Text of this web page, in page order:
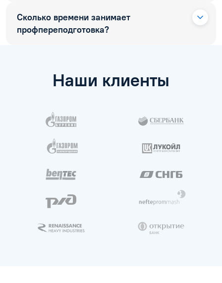
Сколько времени занимает
профпереподготовка?
Наши клиенты